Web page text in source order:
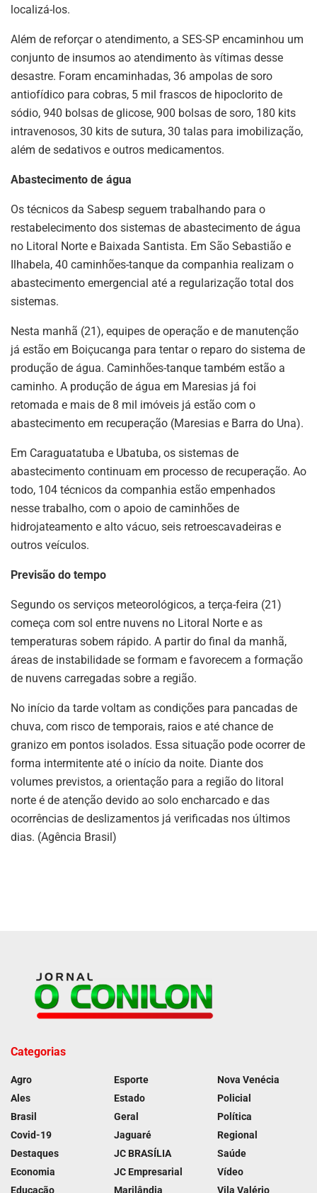
localizá-los.
Além de reforçar o atendimento, a SES-SP encaminhou um
conjunto de insumos ao atendimento às vítimas desse
desastre. Foram encaminhadas, 36 ampolas de soro
antiofídico para cobras, 5 mil frascos de hipoclorito de
sódio, 940 bolsas de glicose, 900 bolsas de soro, 180 kits
intravenosos, 30 kits de sutura, 30 talas para imobilização,
além de sedativos e outros medicamentos.
Abastecimento de água
Os técnicos da Sabesp seguem trabalhando para o
restabelecimento dos sistemas de abastecimento de água
no Litoral Norte e Baixada Santista. Em São Sebastião e
Ilhabela, 40 caminhões-tanque da companhia realizam o
abastecimento emergencial até a regularização total dos
sistemas.
Nesta manhã (21), equipes de operação e de manutenção
já estão em Boiçucanga para tentar o reparo do sistema de
produção de água. Caminhões-tanque também estão a
caminho. A produção de água em Maresias já foi
retomada e mais de 8 mil imóveis já estão com o
abastecimento em recuperação (Maresias e Barra do Una).
Em Caraguatatuba e Ubatuba, os sistemas de
abastecimento continuam em processo de recuperação. Ao
todo, 104 técnicos da companhia estão empenhados
nesse trabalho, com o apoio de caminhões de
hidrojateamento e alto vácuo, seis retroescavadeiras e
outros veículos.
Previsão do tempo
Segundo os serviços meteorológicos, a terça-feira (21)
começa com sol entre nuvens no Litoral Norte e as
temperaturas sobem rápido. A partir do final da manhã,
áreas de instabilidade se formam e favorecem a formação
de nuvens carregadas sobre a região.
No início da tarde voltam as condições para pancadas de
chuva, com risco de temporais, raios e até chance de
granizo em pontos isolados. Essa situação pode ocorrer de
forma intermitente até o início da noite. Diante dos
volumes previstos, a orientação para a região do litoral
norte é de atenção devido ao solo encharcado e das
ocorrências de deslizamentos já verificadas nos últimos
dias. (Agência Brasil)
Categorias
Agro
Ales
Brasil
Covid-19
Destaques
Economia
Educação
Esporte
Estado
Geral
Jaguaré
JC BRASÍLIA
JC Empresarial
Marilândia
Nova Venécia
Policial
Política
Regional
Saúde
Vídeo
Vila Valério